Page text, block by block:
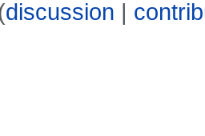
discussion |